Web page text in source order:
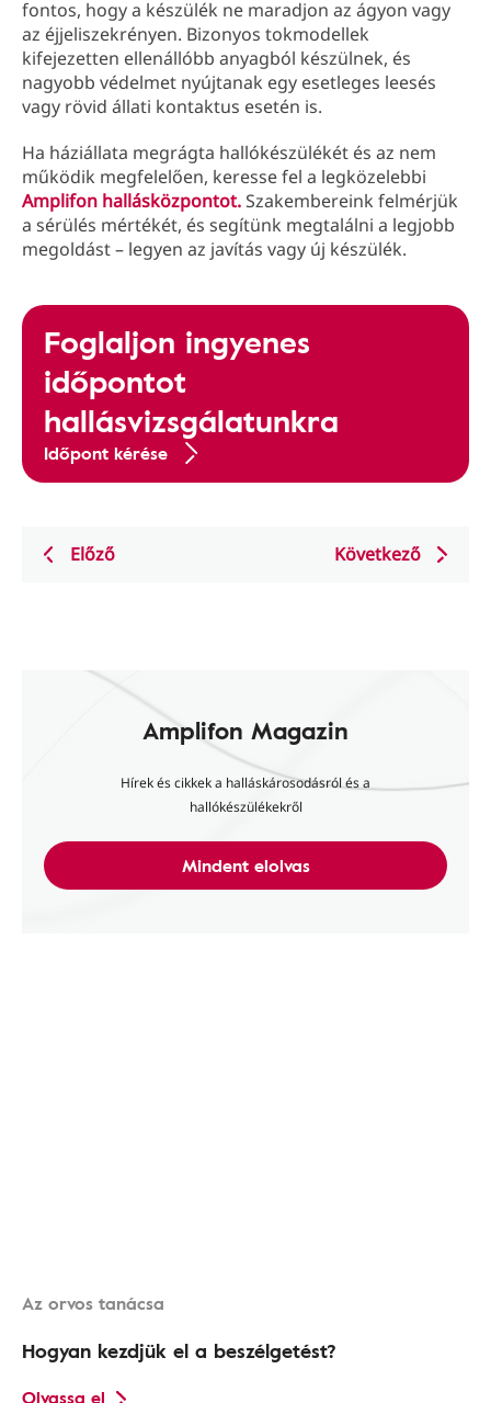
fontos, hogy a készülék ne maradjon az ágyon vagy
az éjjeliszekrényen. Bizonyos tokmodellek
kifejezetten ellenállóbb anyagból készülnek, és
nagyobb védelmet nyújtanak egy esetleges leesés
vagy rövid állati kontaktus esetén is.
Ha háziállata megrágta hallókészülékét és az nem
működik megfelelően, keresse fel a legközelebbi
Amplifon hallásközpontot.Szakembereink felmérjük
a sérülés mértékét, és segítünk megtalálni a legjobb
megoldást – legyen az javítás vagy új készülék.
Foglaljon ingyenes
időpontot
hallásvizsgálatunkra
Időpont kérése
Előző Következő
Amplifon Magazin
Hírek és cikkek a halláskárosodásról és a
hallókészülékekről
Mindent elolvas
Az orvos tanácsa
Hogyan kezdjük el a beszélgetést?
Olvassa el